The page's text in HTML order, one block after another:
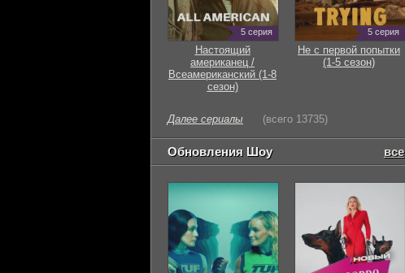
5 серия
Настоящий
американец /
Всеамериканский (1-8
сезон)
5 серия
Не с первой попытки
(1-5 сезон)
Далее сериалы (всего 13735)
Обновления Шоу все